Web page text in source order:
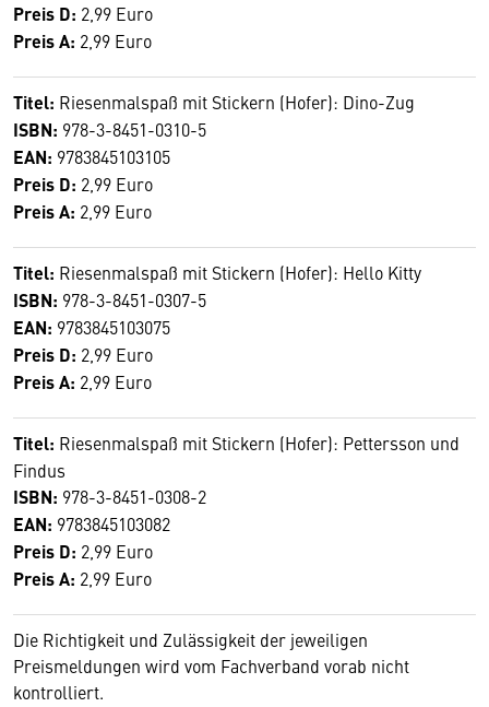
Preis D: 2,99 Euro
Preis A: 2,99 Euro
Titel: Riesenmalspaß mit Stickern (Hofer): Dino-Zug
ISBN: 978-3-8451-0310-5
EAN: 9783845103105
Preis D: 2,99 Euro
Preis A: 2,99 Euro
Titel: Riesenmalspaß mit Stickern (Hofer): Hello Kitty
ISBN: 978-3-8451-0307-5
EAN: 9783845103075
Preis D: 2,99 Euro
Preis A: 2,99 Euro
Titel: Riesenmalspaß mit Stickern (Hofer): Pettersson und
Findus
ISBN: 978-3-8451-0308-2
EAN: 9783845103082
Preis D: 2,99 Euro
Preis A: 2,99 Euro
Die Richtigkeit und Zulässigkeit der jeweiligen
Preismeldungen wird vom Fachverband vorab nicht
kontrolliert.